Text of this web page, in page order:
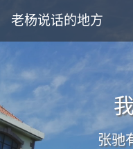
老杨说话的地方
张驰